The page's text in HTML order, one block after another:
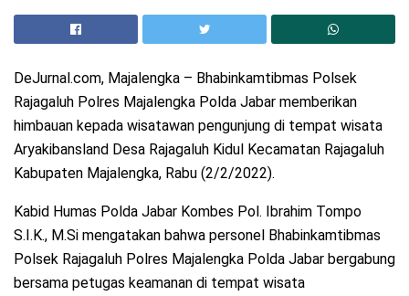
DeJurnal.com, Majalengka – Bhabinkamtibmas Polsek
Rajagaluh Polres Majalengka Polda Jabar memberikan
himbauan kepada wisatawan pengunjung di tempat wisata
Aryakibansland Desa Rajagaluh Kidul Kecamatan Rajagaluh
Kabupaten Majalengka, Rabu (2/2/2022).
Kabid Humas Polda Jabar Kombes Pol. Ibrahim Tompo
S.I.K., M.Si mengatakan bahwa personel Bhabinkamtibmas
Polsek Rajagaluh Polres Majalengka Polda Jabar bergabung
bersama petugas keamanan di tempat wisata